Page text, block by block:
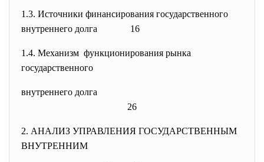
1.3. Источники финансирования государственного
внутреннего долга 16
1.4. Механизм функционирования рынка
государственного
внутреннего долга
26
2. АНАЛИЗ УПРАВЛЕНИЯ ГОСУДАРСТВЕННЫМ
ВНУТРЕННИМ